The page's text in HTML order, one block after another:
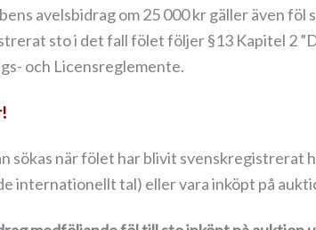
avelsbidrag om 25 000 kr gäller även
sto i det fall fölet följer §13 Kapitel 2
och Licensreglemente.
sökas när fölet har blivit svenskregistrerat
internationellt tal) eller vara inköpt på